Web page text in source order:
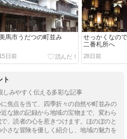
馬市うだつの町並み
15日前
せっかくなの
二番札所へ
28日前
ト
しみやすく伝える多彩な記事
焦点を当て、四季折々の自然や町並みの
な旅の記録から地域の宝物まで、変わら
、読者の心を惹きつけます。ほのぼのと
さな冒険を優しく紹介し、地域の魅力を